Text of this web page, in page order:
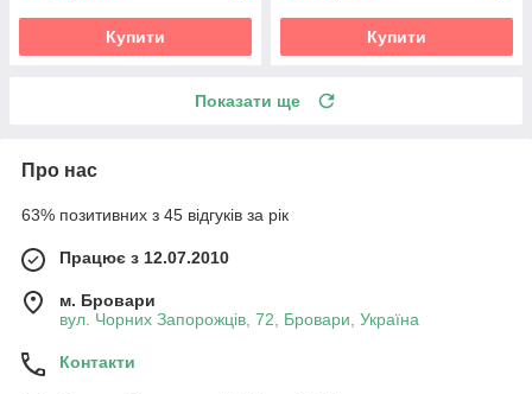
Купити Купити
Показати ще
Про нас
63% позитивних з 45 відгуків за рік
Працює з 12.07.2010
м. Бровари
вул. Чорних Запорожців, 72, Бровари, Україна
Контакти